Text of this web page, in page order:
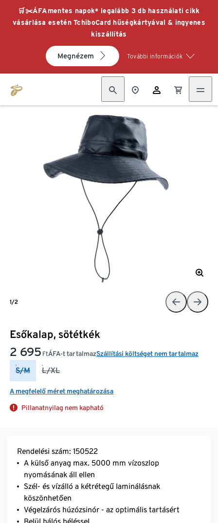
🛒✂️ÁFAmentes napok* legalább 3 db használati cikk
vásárlása esetén TchiboCard hűségkártyával & ingyenes
kiszállítás
Megnézem További információk
Esőkalap, sötétkék
2 695 FtÁFA-t tartalmazSzállítási költséget nem tartalmaz
S/M L/XL
A megfelelő méret meghatározása
Pillanatnyilag nem kapható
1/2
Rendelési szám: 150522
A külső anyag max. 5000 mm vízoszlop
nyomásának áll ellen
Szél- és vízálló a kétrétegű laminálásnak
köszönhetően
Végelzárós húzózsinór - az optimális tartásért